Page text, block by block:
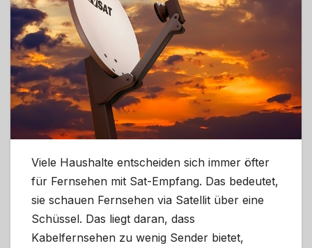
Viele Haushalte entscheiden sich immer öfter
für Fernsehen mit Sat-Empfang. Das bedeutet,
sie schauen Fernsehen via Satellit über eine
Schüssel. Das liegt daran, dass
Kabelfernsehen zu wenig Sender bietet,